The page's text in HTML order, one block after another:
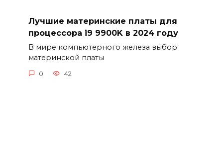
Лучшие материнские платы для
процессора i9 9900K в 2024 году
В мире компьютерного железа выбор
материнской платы
0 42